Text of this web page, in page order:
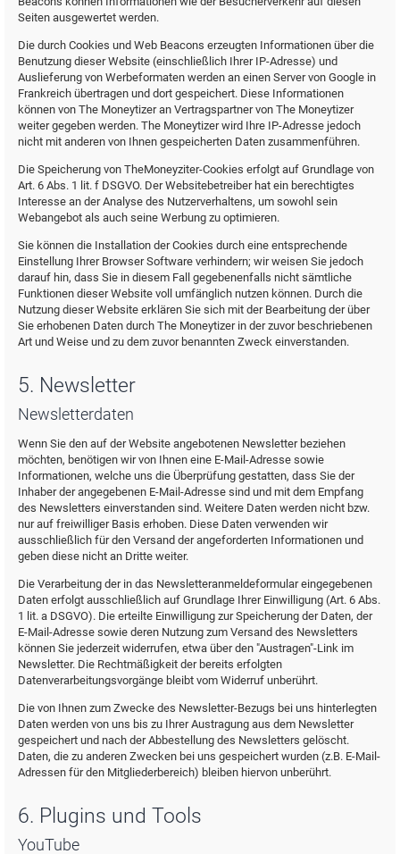
Seiten ausgewertet werden.
Die durch Cookies und Web Beacons erzeugten Informationen über die
Benutzung dieser Website (einschließlich Ihrer IP-Adresse) und
Auslieferung von Werbeformaten werden an einen Server von Google in
Frankreich übertragen und dort gespeichert. Diese Informationen
können von The Moneytizer an Vertragspartner von The Moneytizer
weiter gegeben werden. The Moneytizer wird Ihre IP-Adresse jedoch
nicht mit anderen von Ihnen gespeicherten Daten zusammenführen.
Die Speicherung von TheMoneyziter-Cookies erfolgt auf Grundlage von
Art. 6 Abs. 1 lit. f DSGVO. Der Websitebetreiber hat ein berechtigtes
Interesse an der Analyse des Nutzerverhaltens, um sowohl sein
Webangebot als auch seine Werbung zu optimieren.
Sie können die Installation der Cookies durch eine entsprechende
Einstellung Ihrer Browser Software verhindern; wir weisen Sie jedoch
darauf hin, dass Sie in diesem Fall gegebenenfalls nicht sämtliche
Funktionen dieser Website voll umfänglich nutzen können. Durch die
Nutzung dieser Website erklären Sie sich mit der Bearbeitung der über
Sie erhobenen Daten durch The Moneytizer in der zuvor beschriebenen
Art und Weise und zu dem zuvor benannten Zweck einverstanden.
5. Newsletter
Newsletterdaten
Wenn Sie den auf der Website angebotenen Newsletter beziehen
möchten, benötigen wir von Ihnen eine E-Mail-Adresse sowie
Informationen, welche uns die Überprüfung gestatten, dass Sie der
Inhaber der angegebenen E-Mail-Adresse sind und mit dem Empfang
des Newsletters einverstanden sind. Weitere Daten werden nicht bzw.
nur auf freiwilliger Basis erhoben. Diese Daten verwenden wir
ausschließlich für den Versand der angeforderten Informationen und
geben diese nicht an Dritte weiter.
Die Verarbeitung der in das Newsletteranmeldeformular eingegebenen
Daten erfolgt ausschließlich auf Grundlage Ihrer Einwilligung (Art. 6 Abs.
1 lit. a DSGVO). Die erteilte Einwilligung zur Speicherung der Daten, der
E-Mail-Adresse sowie deren Nutzung zum Versand des Newsletters
können Sie jederzeit widerrufen, etwa über den "Austragen"-Link im
Newsletter. Die Rechtmäßigkeit der bereits erfolgten
Datenverarbeitungsvorgänge bleibt vom Widerruf unberührt.
Die von Ihnen zum Zwecke des Newsletter-Bezugs bei uns hinterlegten
Daten werden von uns bis zu Ihrer Austragung aus dem Newsletter
gespeichert und nach der Abbestellung des Newsletters gelöscht.
Daten, die zu anderen Zwecken bei uns gespeichert wurden (z.B. E-Mail-
Adressen für den Mitgliederbereich) bleiben hiervon unberührt.
6. Plugins und Tools
YouTube